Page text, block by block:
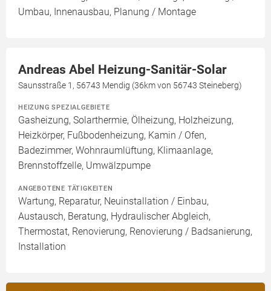
Umbau, Innenausbau, Planung / Montage
Andreas Abel Heizung-Sanitär-Solar
Saunsstraße 1, 56743 Mendig (36km von 56743 Steineberg)
HEIZUNG SPEZIALGEBIETE
Gasheizung, Solarthermie, Ölheizung, Holzheizung,
Heizkörper, Fußbodenheizung, Kamin / Ofen,
Badezimmer, Wohnraumlüftung, Klimaanlage,
Brennstoffzelle, Umwälzpumpe
ANGEBOTENE TÄTIGKEITEN
Wartung, Reparatur, Neuinstallation / Einbau,
Austausch, Beratung, Hydraulischer Abgleich,
Thermostat, Renovierung, Renovierung / Badsanierung,
Installation